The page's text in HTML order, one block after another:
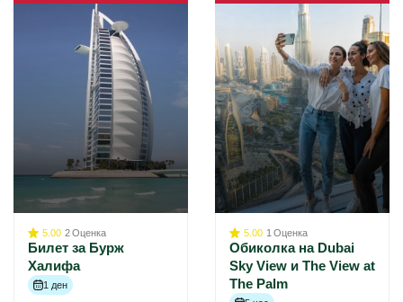
5.00 2Оценка
Билет за Бурж
Халифа
1 ден
5.00 1 Оценка
Обиколка на Dubai
Sky View и The View at
The Palm